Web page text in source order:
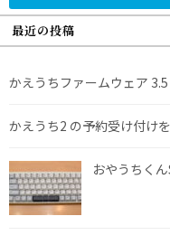
最近の投稿
かえうちファームウェア
かえうち2 の予約受け付け
おやうちく